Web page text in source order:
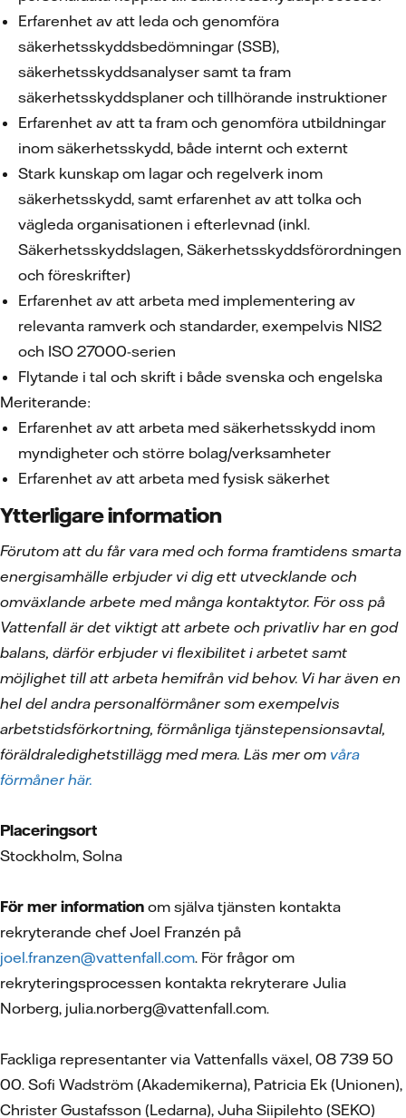
Erfarenhet av att leda och genomföra
säkerhetsskyddsbedömningar (SSB),
säkerhetsskyddsanalyser samt ta fram
säkerhetsskyddsplaner och tillhörande instruktioner
Erfarenhet av att ta fram och genomföra utbildningar
inom säkerhetsskydd, både internt och externt
Stark kunskap om lagar och regelverk inom
säkerhetsskydd, samt erfarenhet av att tolka och
vägleda organisationen i efterlevnad (inkl.
Säkerhetsskyddslagen, Säkerhetsskyddsförordningen
och föreskrifter)
Erfarenhet av att arbeta med implementering av
relevanta ramverk och standarder, exempelvis NIS2
och ISO 27000-serien
Flytande i tal och skrift i både svenska och engelska
Meriterande:
Erfarenhet av att arbeta med säkerhetsskydd inom
myndigheter och större bolag/verksamheter
Erfarenhet av att arbeta med fysisk säkerhet
Ytterligare information
Förutom att du får vara med och forma framtidens smarta
energisamhälle erbjuder vi dig ett utvecklande och
omväxlande arbete med många kontaktytor. För oss på
Vattenfall är det viktigt att arbete och privatliv har en god
balans, därför erbjuder vi flexibilitet i arbetet samt
möjlighet till att arbeta hemifrån vid behov. Vi har även en
hel del andra personalförmåner som exempelvis
arbetstidsförkortning, förmånliga tjänstepensionsavtal,
föräldraledighetstillägg med mera. Läs mer om våra
förmåner här.
Placeringsort
Stockholm, Solna
För mer information om själva tjänsten kontakta
rekryterande chef Joel Franzén på
joel.franzen@vattenfall.com. För frågor om
rekryteringsprocessen kontakta rekryterare Julia
Norberg, julia.norberg@vattenfall.com.
Fackliga representanter via Vattenfalls växel, 08 739 50
00. Sofi Wadström (Akademikerna), Patricia Ek (Unionen),
Christer Gustafsson (Ledarna), Juha Siipilehto (SEKO)